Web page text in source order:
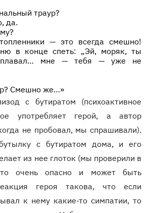
траур?
да.
— это всегда смешно!
в конце спеть: „Эй, моряк, ты
плавал… мне — тебя — уже не
Смешно же…»
с бутиратом (психоактивное
употребляет герой, а автор
не пробовал, мы спрашивали).
с бутиратом дома, и его
из нее глоток (мы проверили в
очень опасно и может быть
героя такова, что если
к нему какие-то симпатии, то